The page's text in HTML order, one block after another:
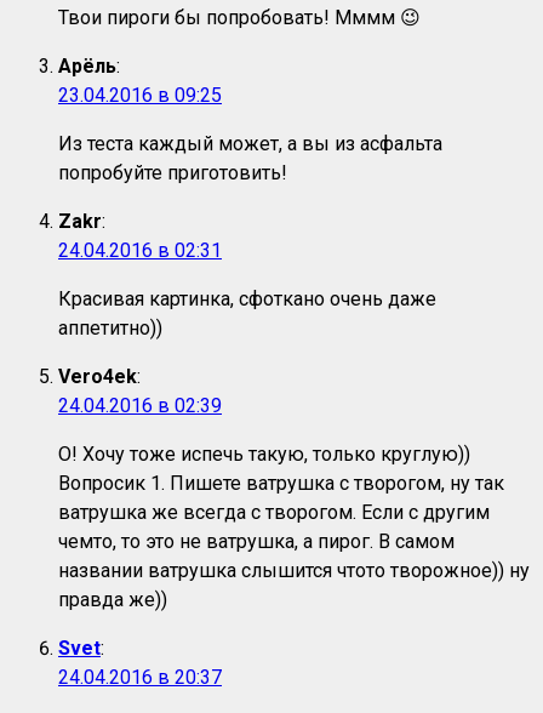
Твои пироги бы попробовать! Мммм 😉
Арёль:
23.04.2016 в 09:25
Из теста каждый может, а вы из асфальта
попробуйте приготовить!
Zakr:
24.04.2016 в 02:31
Красивая картинка, сфоткано очень даже
аппетитно))
Vero4ek:
24.04.2016 в 02:39
О! Хочу тоже испечь такую, только круглую))
Вопросик 1. Пишете ватрушка с творогом, ну так
ватрушка же всегда с творогом. Если с другим
чемто, то это не ватрушка, а пирог. В самом
названии ватрушка слышится чтото творожное)) ну
правда же))
Svet:
24.04.2016 в 20:37